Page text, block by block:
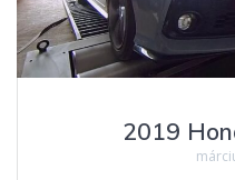
2019